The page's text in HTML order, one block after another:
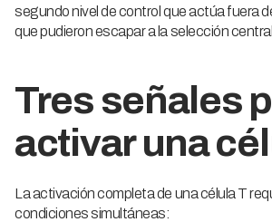
segundo nivel de control que actúa fuera
que pudieron escapar a la selección central.
Tres señales
activar una
La activación completa de una célula T
condiciones simultáneas: